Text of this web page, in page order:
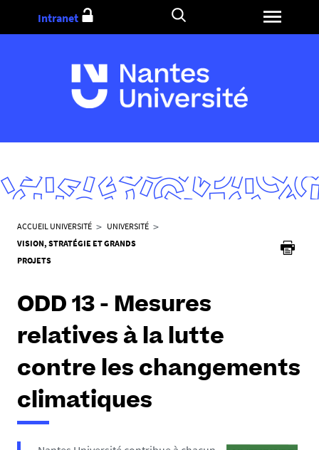
Aller
Intranet
V
o
u
ê
t
s
c
i
ACCUEIL UNIVERSITÉ
UNIVERSITÉ
VISION, STRATÉGIE ET GRANDS
PROJETS
ODD 13 - Mesures
relatives à la lutte
contre les changements
climatiques